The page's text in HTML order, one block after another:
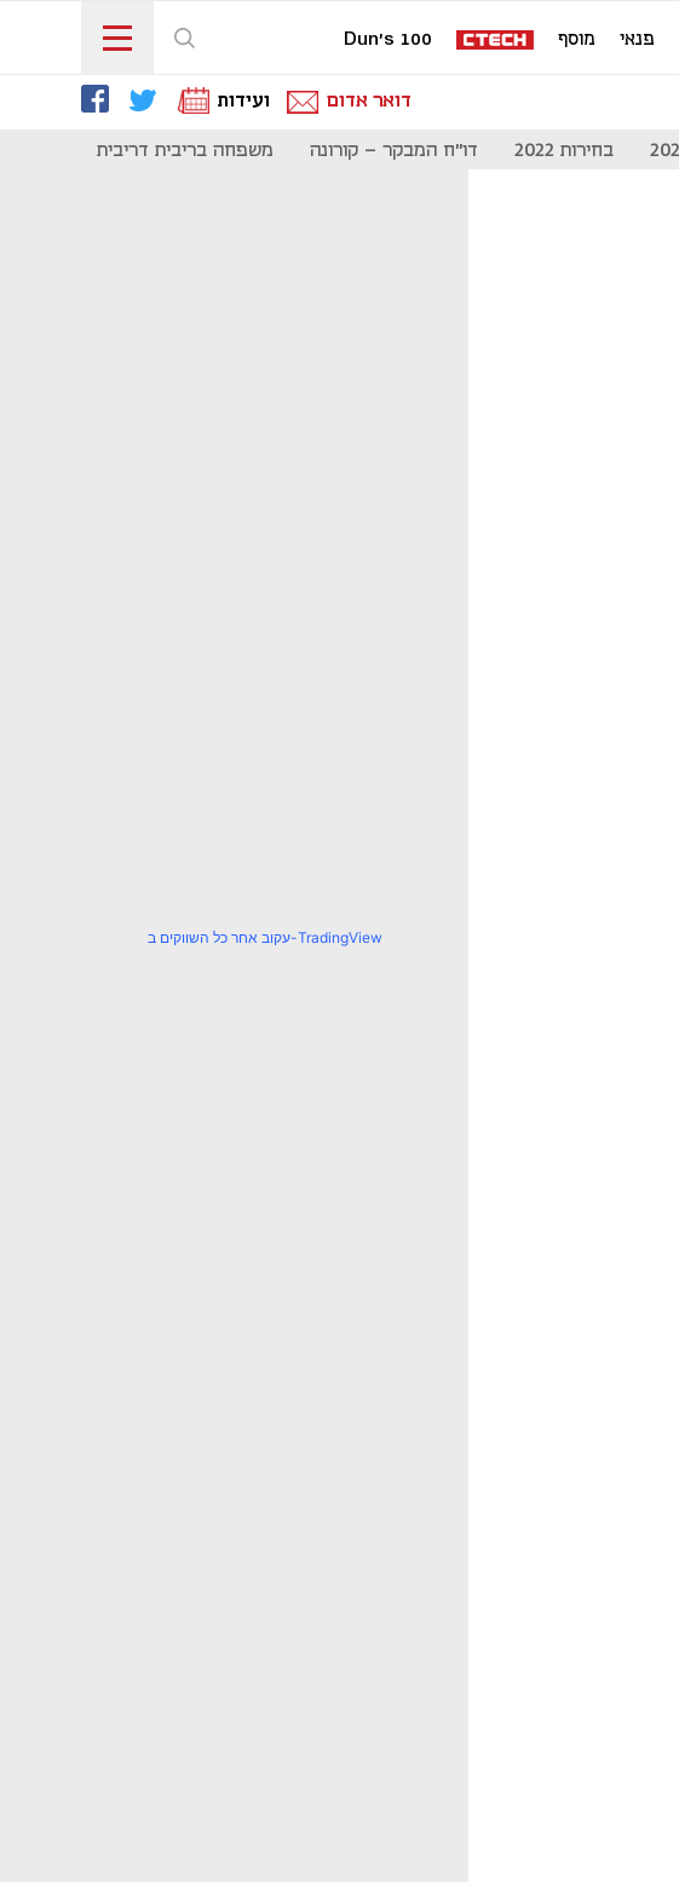
פנאי מוסף Dun's 100
דואר אדום ועידות
בחירות 2022 דו"ח המבקר - קורונה משפחה בריבית דריבית
עקוב אחר כל השווקים ב-TradingView